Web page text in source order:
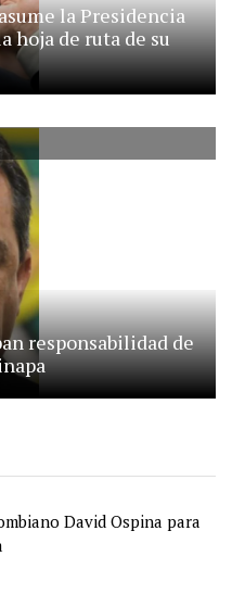
la Presidencia
hoja de ruta de su
responsabilidad de
David Ospina para